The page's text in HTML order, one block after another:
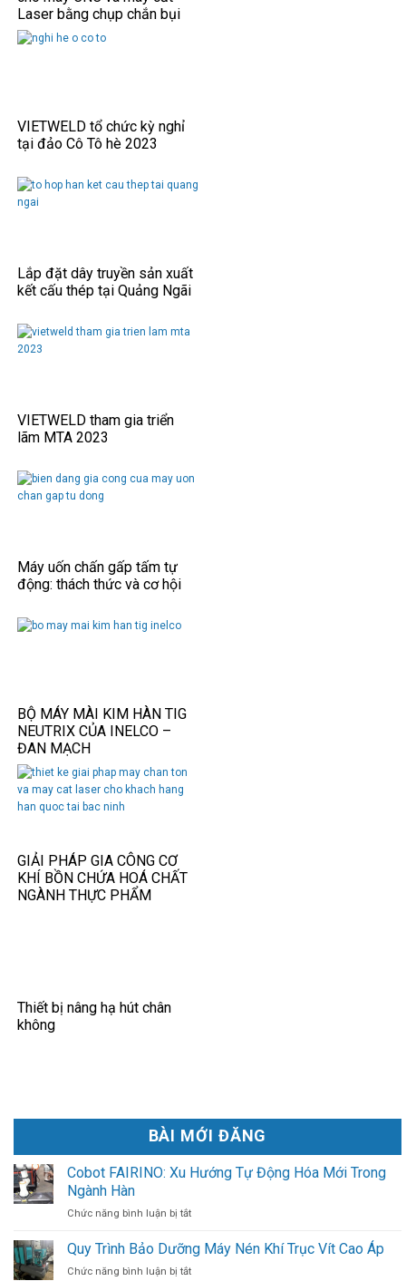
BÀI MỚI ĐĂNG
Cobot FAIRINO: Xu Hướng Tự Động Hóa Mới Trong
Ngành Hàn
Chức năng bình luận bị tắtở
FAIRINO:
Xu
Hướng
Quy Trình Bảo Dưỡng Máy Nén Khí Trục Vít Cao Áp
Chức năng bình luận bị tắtở
Laser bằng chụp chắn bụi
VIETWELD tổ chức kỳ nghỉ
tại đảo Cô Tô hè 2023
Lắp đặt dây truyền sản xuất
kết cấu thép tại Quảng Ngãi
VIETWELD tham gia triển
lãm MTA 2023
Máy uốn chấn gấp tấm tự
động: thách thức và cơ hội
BỘ MÁY MÀI KIM HÀN TIG
NEUTRIX CỦA INELCO –
ĐAN MẠCH
GIẢI PHÁP GIA CÔNG CƠ
KHÍ BỒN CHỨA HOÁ CHẤT
NGÀNH THỰC PHẨM
Thiết bị nâng hạ hút chân
không